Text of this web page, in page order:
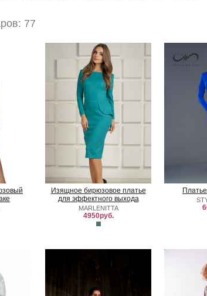
77
Изящное бирюзовое платье
для эффектного выхода
MARLENITTA
4950руб.